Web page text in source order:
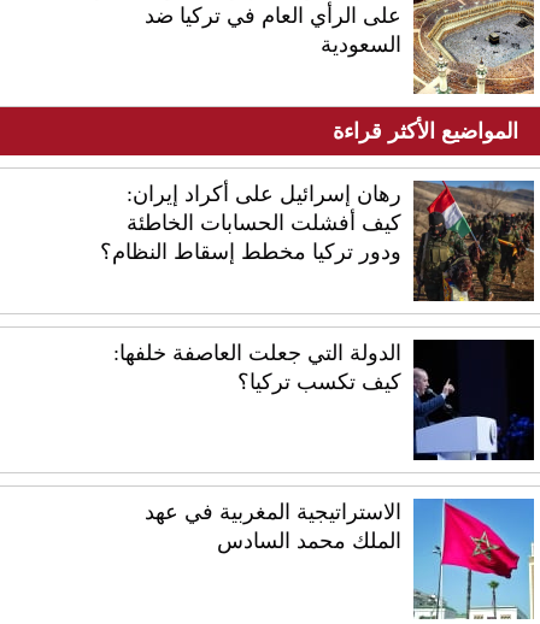
على الرأي العام في تركيا ضد
السعودية
المواضيع الأكثر قراءة
رهان إسرائيل على أكراد إيران:
كيف أفشلت الحسابات الخاطئة
ودور تركيا مخطط إسقاط النظام؟
الدولة التي جعلت العاصفة خلفها:
كيف تكسب تركيا؟
الاستراتيجية المغربية في عهد
الملك محمد السادس